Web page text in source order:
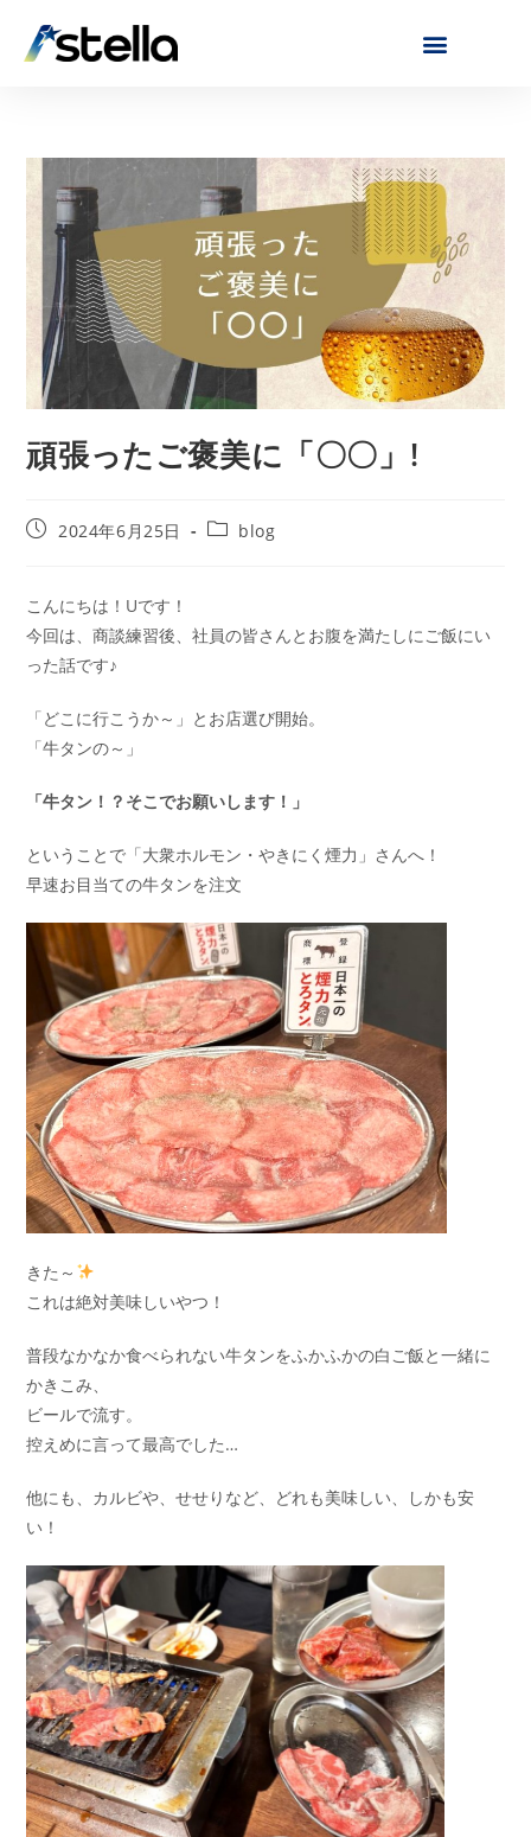
頑張ったご褒美に「〇〇」!
2024年6月25日 blog
こんにちは！Uです！
今回は、商談練習後、社員の皆さんとお腹を満たしにご飯にい
った話です♪
「どこに行こうか～」とお店選び開始。
「牛タンの～」
「牛タン！？そこでお願いします！」
ということで「大衆ホルモン・やきにく煙力」さんへ！
早速お目当ての牛タンを注文
きた～
これは絶対美味しいやつ！
普段なかなか食べられない牛タンをふかふかの白ご飯と一緒に
かきこみ、
ビールで流す。
控えめに言って最高でした…
他にも、カルビや、せせりなど、どれも美味しい、しかも安
い！